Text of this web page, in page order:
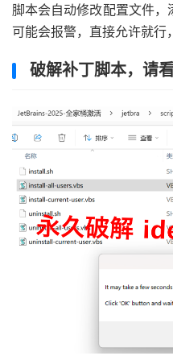
脚本会自动修改配置文件
可能会报警，直接允许就行
破解补丁脚本，请